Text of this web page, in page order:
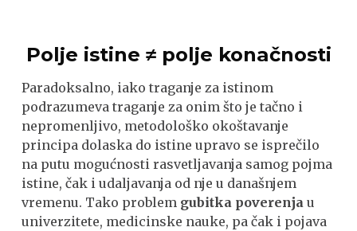
Polje istine ≠ polje konačnosti
Paradoksalno, iako traganje za istinom
podrazumeva traganje za onim što je tačno i
nepromenljivo, metodološko okoštavanje
principa dolaska do istine upravo se isprečilo
na putu mogućnosti rasvetljavanja samog pojma
istine, čak i udaljavanja od nje u današnjem
vremenu. Tako problem gubitka poverenja u
univerzitete, medicinske nauke, pa čak i pojava